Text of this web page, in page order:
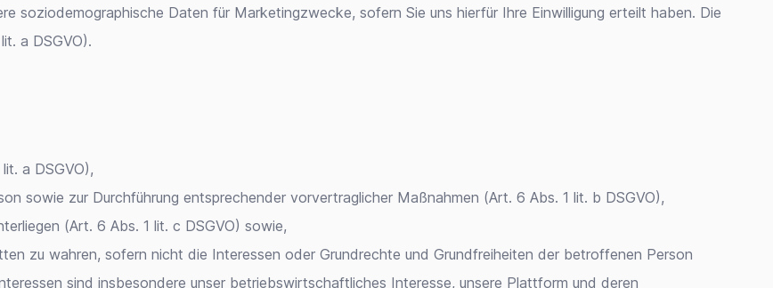
soziodemographische Daten für Marketingzwecke, sofern Sie uns hierfür Ihre Einwilligung erteilt haben. Die
a DSGVO).
a DSGVO),
sowie zur Durchführung entsprechender vorvertraglicher Maßnahmen (Art. 6 Abs. 1 lit. b DSGVO),
(Art. 6 Abs. 1 lit. c DSGVO) sowie,
zu wahren, sofern nicht die Interessen oder Grundrechte und Grundfreiheiten der betroffenen Person
sind insbesondere unser betriebswirtschaftliches Interesse, unsere Plattform und deren